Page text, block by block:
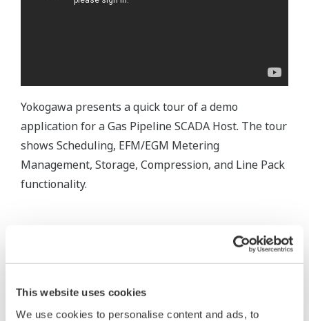
This website uses cookies
We use cookies to personalise content and ads, to
Yokogawa presents a quick tour of a demo
application for a Gas Pipeline SCADA Host. The tour
shows Scheduling, EFM/EGM Metering
Management, Storage, Compression, and Line Pack
functionality.
Related Products & Solutions